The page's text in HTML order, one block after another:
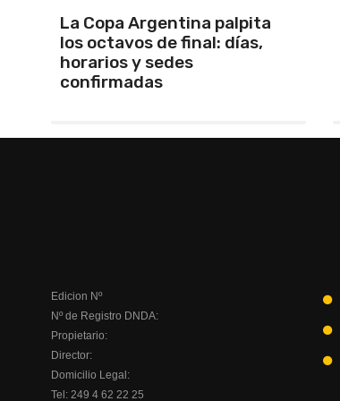
Los seleccionados Sub 15 y
Sub 13 de Tandil ganaron en
el debut
Edicion Nº
Nº de Registro DNDA:
Propietario:
Director:
Domicilio Legal:
Tel: 249 4 62 22 25